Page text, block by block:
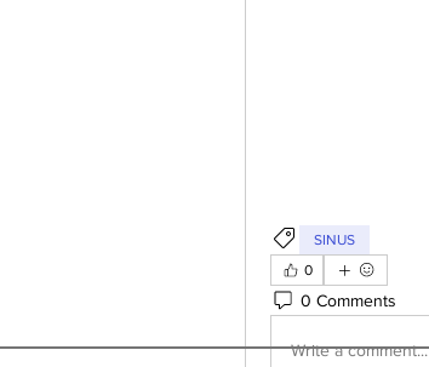
SINUS
0
0 Comments
Write a comment...